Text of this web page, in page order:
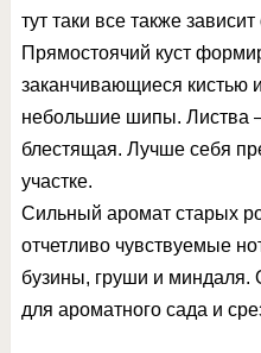
тут таки все также
Прямостоячий куст
заканчивающиеся кистью
небольшие шипы. Листва
блестящая. Лучше себя
участке.
Сильный аромат старых
отчетливо чувствуемые
бузины, груши и миндаля.
для ароматного сада и